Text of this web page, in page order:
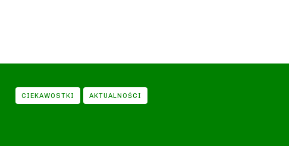
CIEKAWOSTKI AKTUALNOŚCI